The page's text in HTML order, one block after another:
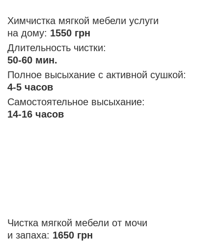
Химчистка мягкой мебели услуги
на дому: 1550 грн
Длительность чистки:
50-60 мин.
Полное высыхание с активной сушкой:
4-5 часов
Самостоятельное высыхание:
14-16 часов
Чистка мягкой мебели от мочи
и запаха: 1650 грн